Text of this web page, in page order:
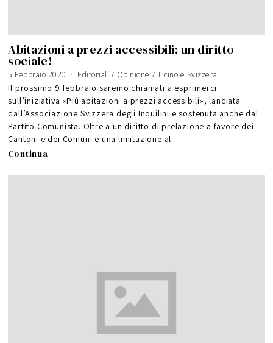
Abitazioni a prezzi accessibili: un diritto
sociale!
5 Febbraio 2020
e
b
b
r
i
o
2
0
2
0
Editoriali / Opinione / Ticino e Svizzera
Il prossimo 9 febbraio saremo chiamati a esprimerci
sull’iniziativa «Più abitazioni a prezzi accessibili», lanciata
dall’Associazione Svizzera degli Inquilini e sostenuta anche dal
Partito Comunista. Oltre a un diritto di prelazione a favore dei
Cantoni e dei Comuni e una limitazione al
Continua